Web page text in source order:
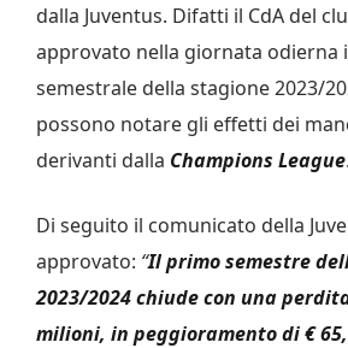
dalla Juventus. Difatti il CdA del
approvato nella giornata odierna
semestrale della stagione 2023/
possono notare gli effetti dei
derivanti dalla Champions League.
Di seguito il comunicato della
approvato: “Il primo semestre
2023/2024 chiude con una
milioni, in peggioramento di €